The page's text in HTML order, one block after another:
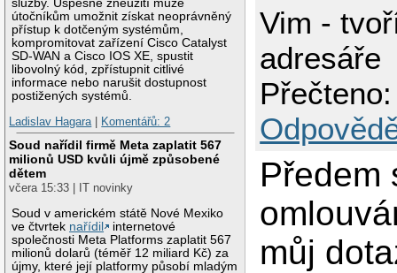
služby. Úspěšné zneužití může
útočníkům umožnit získat neoprávněný
přístup k dotčeným systémům,
kompromitovat zařízení Cisco Catalyst
SD-WAN a Cisco IOS XE, spustit
libovolný kód, zpřístupnit citlivé
informace nebo narušit dostupnost
postižených systémů.
Ladislav Hagara| Komentářů: 2
Soud nařídil firmě Meta zaplatit 567
milionů USD kvůli újmě způsobené
dětem
včera 15:33 | IT novinky
Soud v americkém státě Nové Mexiko
ve čtvrtek nařídil
internetové
společnosti Meta Platforms zaplatit 567
milionů dolarů (téměř 12 miliard Kč) za
újmy, které její platformy působí mladým
Vim -
adresáře
Předem
můj